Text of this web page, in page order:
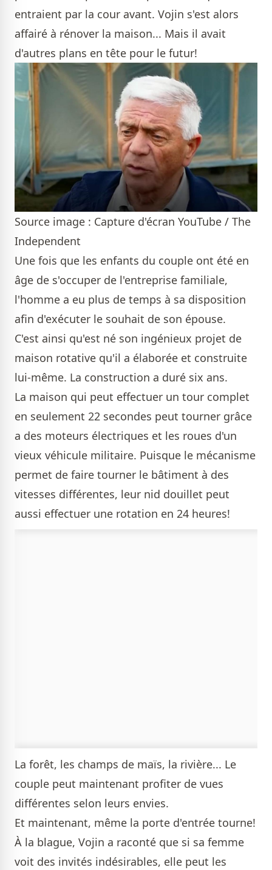
entraient par la cour avant. Vojin s'est alors
affairé à rénover la maison... Mais il avait
d'autres plans en tête pour le futur!
Source image : Capture d'écran YouTube / The
Independent
Une fois que les enfants du couple ont été en
âge de s'occuper de l'entreprise familiale,
l'homme a eu plus de temps à sa disposition
afin d'exécuter le souhait de son épouse.
C'est ainsi qu'est né son ingénieux projet de
maison rotative qu'il a élaborée et construite
lui-même. La construction a duré six ans.
La maison qui peut effectuer un tour complet
en seulement 22 secondes peut tourner grâce
a des moteurs électriques et les roues d'un
vieux véhicule militaire. Puisque le mécanisme
permet de faire tourner le bâtiment à des
vitesses différentes, leur nid douillet peut
aussi effectuer une rotation en 24 heures!
La forêt, les champs de maïs, la rivière... Le
couple peut maintenant profiter de vues
différentes selon leurs envies.
Et maintenant, même la porte d'entrée tourne!
À la blague, Vojin a raconté que si sa femme
voit des invités indésirables, elle peut les